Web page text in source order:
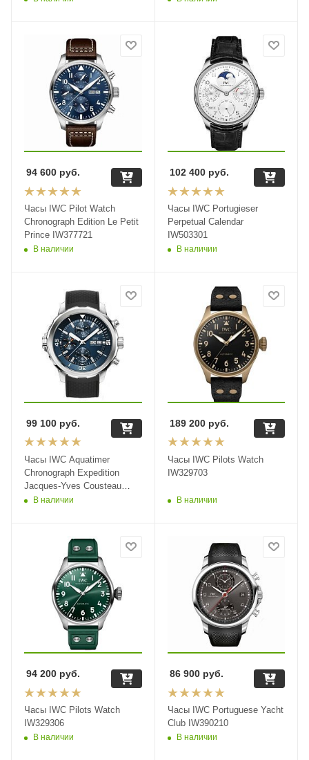
Часы IWC Pilot Watch
Chronograph Edition Le Petit
Prince IW377721
В наличии
94 600 руб.
Часы IWC Portugieser
Perpetual Calendar
IW503301
В наличии
102 400руб.
Часы IWC Aquatimer
Chronograph Expedition
Jacques-Yves Cousteau
IW376805
В наличии
99 100 руб.
Часы IWC Pilots Watch
IW329703
В наличии
189 200руб.
Часы IWC Pilots Watch
IW329306
В наличии
94 200 руб.
Часы IWC Portuguese Yacht
Club IW390210
В наличии
86 900руб.